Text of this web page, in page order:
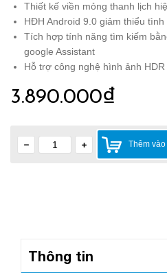
Thiết kế viền mỏng thanh lịch
HĐH Android 9.0 giảm thiểu
Tích hợp tính năng tìm kiếm
google Assistant
Hỗ trợ công nghệ hình ảnh
3.890.000₫
Thêm
Thông tin